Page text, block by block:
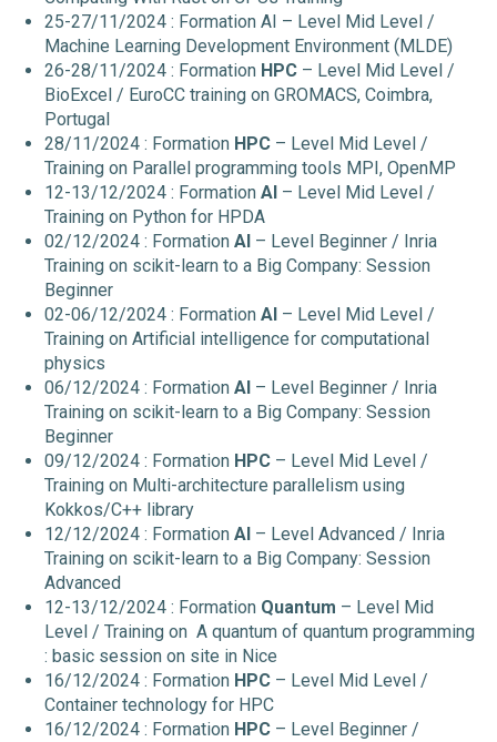
25-27/11/2024 : Formation AI – Level Mid Level /
Machine Learning Development Environment (MLDE)
26-28/11/2024 : Formation HPC – Level Mid Level /
BioExcel / EuroCC training on GROMACS, Coimbra,
Portugal
28/11/2024 : Formation HPC – Level Mid Level /
Training on Parallel programming tools MPI, OpenMP
12-13/12/2024 : Formation AI – Level Mid Level /
Training on Python for HPDA
02/12/2024 : Formation AI – Level Beginner / Inria
Training on scikit-learn to a Big Company: Session
Beginner
02-06/12/2024 : Formation AI – Level Mid Level /
Training on Artificial intelligence for computational
physics
06/12/2024 : Formation AI – Level Beginner / Inria
Training on scikit-learn to a Big Company: Session
Beginner
09/12/2024 : Formation HPC – Level Mid Level /
Training on Multi-architecture parallelism using
Kokkos/C++ library
12/12/2024 : Formation AI – Level Advanced / Inria
Training on scikit-learn to a Big Company: Session
Advanced
12-13/12/2024 : Formation Quantum – Level Mid
Level / Training on A quantum of quantum programming
: basic session on site in Nice
16/12/2024 : Formation HPC – Level Mid Level /
Container technology for HPC
16/12/2024 : Formation HPC – Level Beginner /